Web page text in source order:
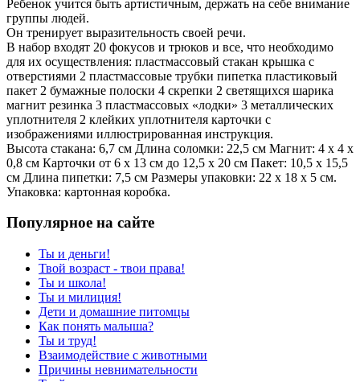
Ребенок учится быть артистичным, держать на себе внимание
группы людей.
Он тренирует выразительность своей речи.
В набор входят 20 фокусов и трюков и все, что необходимо
для их осуществления: пластмассовый стакан крышка с
отверстиями 2 пластмассовые трубки пипетка пластиковый
пакет 2 бумажные полоски 4 скрепки 2 светящихся шарика
магнит резинка 3 пластмассовых «лодки» 3 металлических
уплотнителя 2 клейких уплотнителя карточки с
изображениями иллюстрированная инструкция.
Высота стакана: 6,7 см Длина соломки: 22,5 см Магнит: 4 х 4 х
0,8 см Карточки от 6 х 13 см до 12,5 х 20 см Пакет: 10,5 х 15,5
см Длина пипетки: 7,5 см Размеры упаковки: 22 х 18 х 5 см.
Упаковка: картонная коробка.
Популярное на сайте
Ты и деньги!
Твой возраст - твои права!
Ты и школа!
Ты и милиция!
Дети и домашние питомцы
Как понять малыша?
Ты и труд!
Взаимодействие с животными
Причины невнимательности